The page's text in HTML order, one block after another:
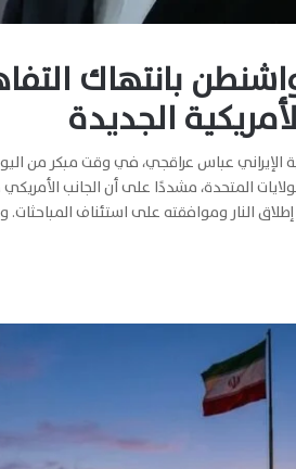
بانتهاك
الجديدة
الإيراني عباس عراقجي، في وقت مبكر من
المتحدة، مشددًا على أن الجانب
إطلاق النار وموافقته على استئناف